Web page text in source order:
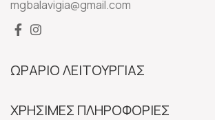
mgbalavigia@gmail.com
ΩΡΑΡΙΟ ΛΕΙΤΟΥΡΓΙΑΣ
ΧΡΗΣΙΜΕΣ ΠΛΗΡΟΦΟΡΙΕΣ